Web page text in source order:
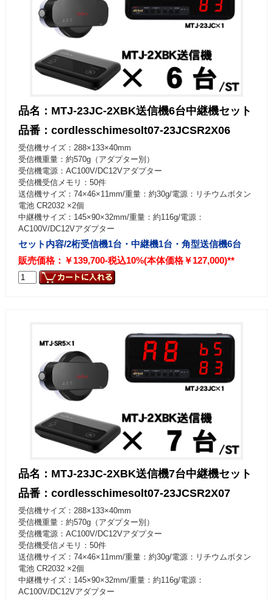
品名：MTJ-23JC-2XBK送信機6台中継機セット
品番：cordlesschimesolt07-23JCSR2X06
受信機サイズ：288×133×40mm
受信機重量：約570g（アダプター別）
受信機電源：AC100V/DC12Vアダプター
受信機受信メモリ：50件
送信機サイズ：74×46×11mm/重量：約30g/電源：リチウムボタン
電池 CR2032 ×2個
中継機サイズ：145×90×32mm/重量：約116g/電源：
AC100V/DC12Vアダプター
セット内容/2桁受信機1台・中継機1台・角型送信機6台
販売価格：￥139,700-税込10%(本体価格￥127,000)**
品名：MTJ-23JC-2XBK送信機7台中継機セット
品番：cordlesschimesolt07-23JCSR2X07
受信機サイズ：288×133×40mm
受信機重量：約570g（アダプター別）
受信機電源：AC100V/DC12Vアダプター
受信機受信メモリ：50件
送信機サイズ：74×46×11mm/重量：約30g/電源：リチウムボタン
電池 CR2032 ×2個
中継機サイズ：145×90×32mm/重量：約116g/電源：
AC100V/DC12Vアダプター